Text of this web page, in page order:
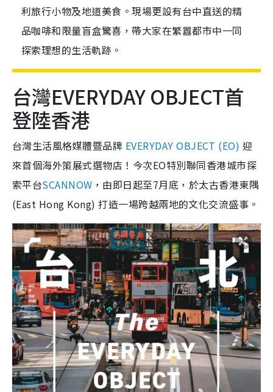
利旅行小物及地道美食。現場更設有台中直送的精
品咖啡和限量盲盒驚喜，帶大家在繁囂都市中一同
探索理想的生活軌跡。
台灣EVERYDAY OBJECT首
登陸香港
台灣生活風格媒體暨品牌 EVERYDAY OBJECT (EO) 迎
來首個海外策展式選物店！今次EO特別聯同香港城市探
索平台SCANNOW ，由即日起至7月底，於太古香港東隅
(East Hong Kong) 打造一場跨越兩地的文化交流盛事。